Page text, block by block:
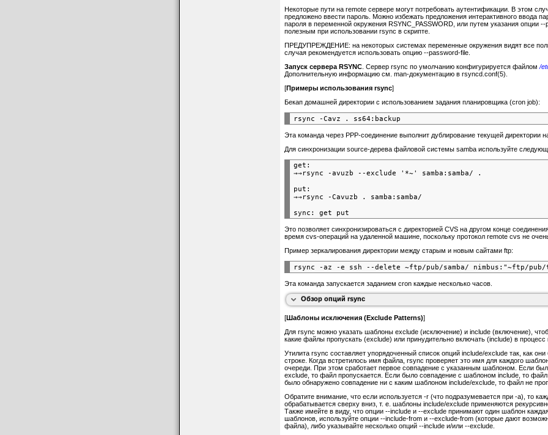
Некоторые пути на remote сервере могут потребовать аутентификации. В этом
предложено ввести пароль. Можно избежать предложения интерактивного ввода
пароля в переменной окружения RSYNC_PASSWORD, или путем указания опции
полезным при использовании rsync в скрипте.
ПРЕДУПРЕЖДЕНИЕ: на некоторых системах переменные окружения видят все
случая рекомендуется использовать опцию --password-file.
Запуск сервера RSYNC . Сервер rsync по умолчанию конфигурируется файлом /
Дополнительную информацию см. man-документацию в rsyncd.conf(5).
[Примеры использования rsync]
Бекап домашней директории с использованием задания планировщика (cron job):
Эта команда через PPP-соединение выполнит дублирование текущей директории
Для синхронизации source-дерева файловой системы samba используйте
get:
put:
Это позволяет синхронизироваться с директорией CVS на другом конце
время cvs-операций на удаленной машине, поскольку протокол remote cvs не
Пример зеркалирования директории между старым и новым сайтами ftp:
Эта команда запускается заданием cron каждые несколько часов.
Обзор опций rsync
--deleteудалять файлы, которые не существуют на
--delete-excludedтакже удалять исключенные файлы на
--delete-afterполучатель выполняет удаление после
передачи
--force
--ignore-errorsудалять даже если были ошибки ввода/
--max-delete=NUMне удалять больше чем NUM файлов
--log-file-format=FMTпередача файла лога, используя
--partialсохранять частично переданные файлы
-P
-T --temp-dir=DIRсоздавать временные файлы в директории
--compare-dest=DIRтакже сравнивать файлы назначения
-u, --update
Разные другие опции:
--address=ADDRESSпривязка к указанному адресу
shell
--bwlimit=KBPSограничить полосу пропускания I/O в
--daemon
--no-detachне отключаться от родителя (демона)
--port=PORT
-f, --read-batch=FILEпрочитать командный файл
-F, --write-batch=FILEзаписать командный файл
--versionнапечатать номер версии
-q, --quietпонизить подробность вывода сообщений
-4, --ipv4предпочитать IPv4
-6, --ipv6предпочитать IPv6
вывести этот экран подсказки
[Шаблоны исключения (Exclude Patterns)]
Для rsync можно указать шаблоны exclude (исключение) и include (включение),
какие файлы пропускать (exclude) или принудительно включать (include) в процесс
Утилита rsync составляет упорядоченный список опций include/exclude так, как
строке. Когда встретилось имя файла, rsync проверяет это имя для каждого
очереди. При этом сработает первое совпадение с указанным шаблоном. Если
exclude, то файл пропускается. Если было совпадение с шаблоном include, то
было обнаружено совпадение ни с каким шаблоном include/exclude, то файл не
Обратите внимание, что если используется -r (что подразумевается при -a), то
обрабатывается сверху вниз, т. е. шаблоны include/exclude применяются
Также имейте в виду, что опции --include и --exclude принимают один шаблон
шаблонов, используйте опции --include-from и --exclude-from (которые дают
файла), либо указывайте несколько опций --include и/или --exclude.